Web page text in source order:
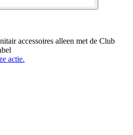
accessoires alleen met de Club
actie.